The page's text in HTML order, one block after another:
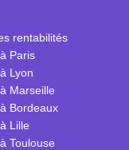
rentabilités
Paris
Lyon
Marseille
Bordeaux
Lille
Toulouse